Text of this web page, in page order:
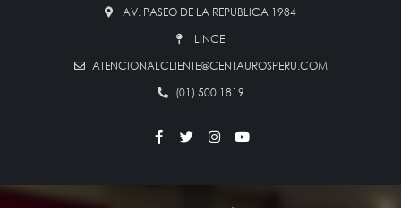
AV. PASEO DE LA REPUBLICA 1984
LINCE
ATENCIONALCLIENTE@CENTAUROSPERU.COM
(01) 500 1819